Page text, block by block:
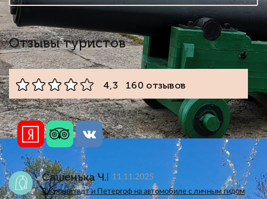
Отзывы туристов
4,3 160 отзывов
Сашенька Ч. 11.11.2025
В Кронштадт и Петергоф на автомобиле с личным гидом